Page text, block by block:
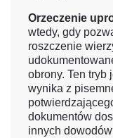
Orzeczenie
wtedy, gdy
roszczenie
obrony. Ten tryb
wynika z
dokumentów
innych